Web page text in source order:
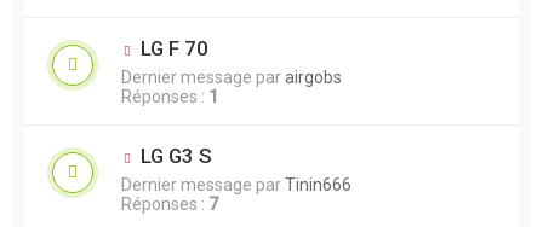
LG F 70
Dernier message parairgobs
Réponses : 1
LG G3 S
Dernier message parTinin666
Réponses : 7